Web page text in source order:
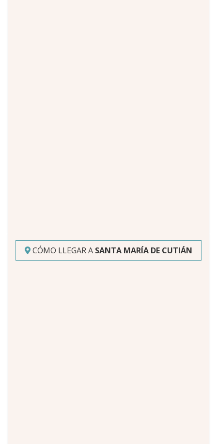
CÓMO LLEGAR A SANTA MARÍA DE CUTIÁN